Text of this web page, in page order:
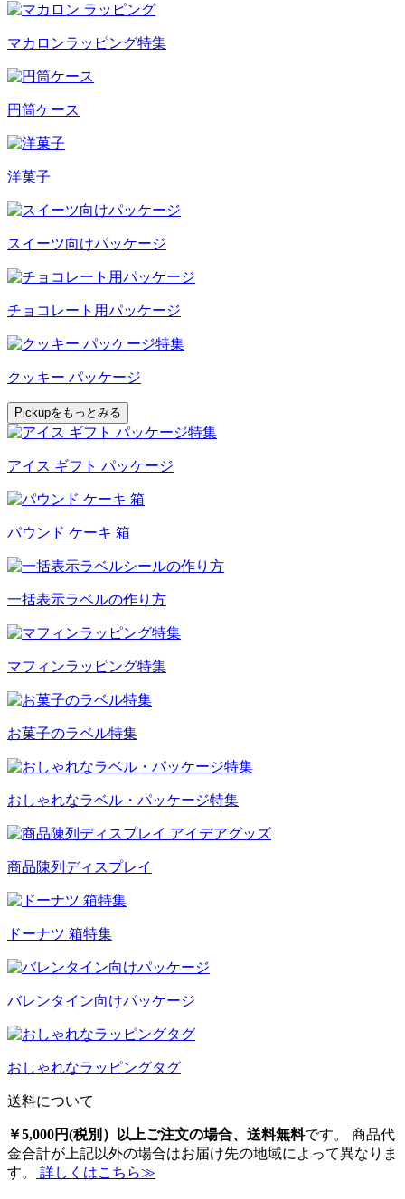
マカロンラッピング特集
円筒ケース
洋菓子
スイーツ向けパッケージ
チョコレート用パッケージ
クッキー パッケージ
Pickupをもっとみる
アイス ギフト パッケージ
パウンド ケーキ 箱
一括表示ラベルの作り方
マフィンラッピング特集
お菓子のラベル特集
おしゃれなラベル・パッケージ特集
商品陳列ディスプレイ
ドーナツ 箱特集
バレンタイン向けパッケージ
おしゃれなラッピングタグ
送料について
￥5,000円(税別）以上ご注文の場合、送料無料です。 商品代
金合計が上記以外の場合はお届け先の地域によって異なりま
す。
詳しくはこちら≫